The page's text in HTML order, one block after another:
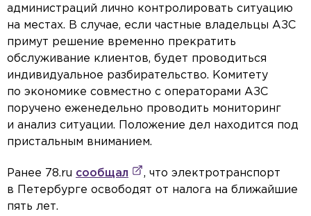
администраций лично контролировать ситуацию
на местах. В случае, если частные владельцы АЗС
примут решение временно прекратить
обслуживание клиентов, будет проводиться
индивидуальное разбирательство. Комитету
по экономике совместно с операторами АЗС
поручено еженедельно проводить мониторинг
и анализ ситуации. Положение дел находится под
пристальным вниманием.
Ранее 78.ru сообщал
, что электротранспорт
в Петербурге освободят от налога на ближайшие
пять лет.